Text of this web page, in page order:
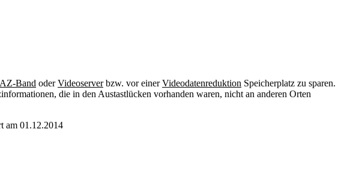
Band oderVideoserverbzw. vor einerVideodatenreduktion Speicherplatz zu sparen.
die in den Austastlücken vorhanden waren, nicht an anderen Orten
am 01.12.2014